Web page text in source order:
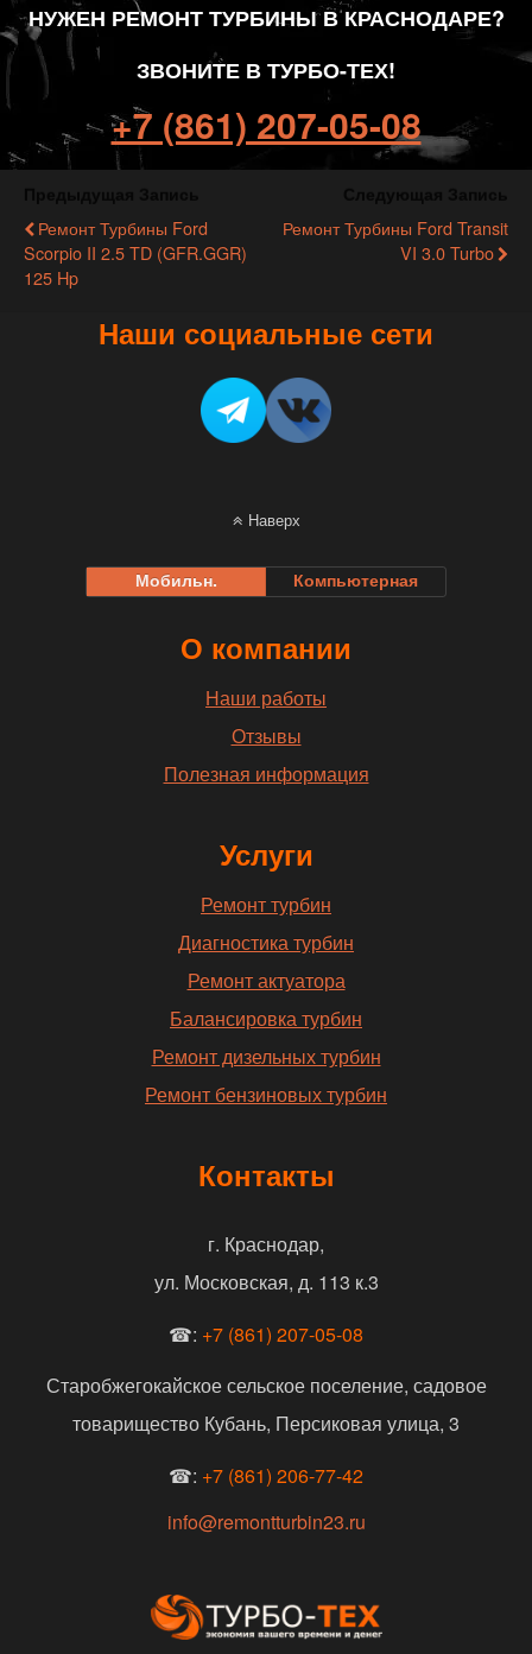
НУЖЕН РЕМОНТ ТУРБИНЫ В КРАСНОДАРЕ?
ЗВОНИТЕ В ТУРБО-ТЕХ!
+7 (861) 207-05-08
Ремонт Турбины Ford
Scorpio II 2.5 TD (GFR.GGR)
125 Hp
Ремонт Турбины Ford Transit
VI 3.0 Turbo
Наши социальные сети
Наверх
Мобильн. Компьютерная
О компании
Наши работы
Отзывы
Полезная информация
Услуги
Ремонт турбин
Диагностика турбин
Ремонт актуатора
Балансировка турбин
Ремонт дизельных турбин
Ремонт бензиновых турбин
Контакты
г. Краснодар,
ул. Московская, д. 113 к.3
☎: +7 (861) 207-05-08
Старобжегокайское сельское поселение, садовое
товарищество Кубань, Персиковая улица, 3
☎: +7 (861) 206-77-42
info@remontturbin23.ru